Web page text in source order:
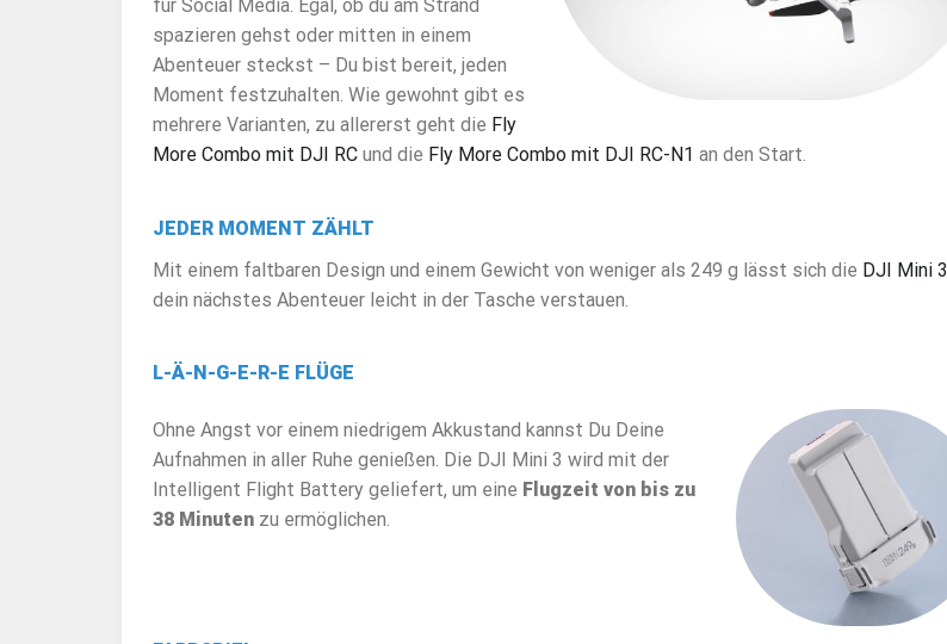
für Social Media. Egal, ob du am Strand
spazieren gehst oder mitten in einem
Abenteuer steckst – Du bist bereit, jeden
Moment festzuhalten. Wie gewohnt gibt es
mehrere Varianten, zu allererst geht die Fly
More Combo mit DJI RC und die Fly More Combo mit DJI RC-N1 an den Start.
JEDER MOMENT ZÄHLT
Mit einem faltbaren Design und einem Gewicht von weniger als 249 g lässt sich die DJI Mini 3
dein nächstes Abenteuer leicht in der Tasche verstauen.
L-Ä-N-G-E-R-E FLÜGE
Ohne Angst vor einem niedrigem Akkustand kannst Du Deine
Aufnahmen in aller Ruhe genießen. Die DJI Mini 3 wird mit der
Intelligent Flight Battery geliefert, um eine Flugzeit von bis zu
38 Minutenzu ermöglichen.